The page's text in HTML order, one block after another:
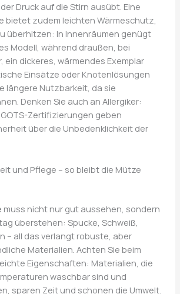
Druck auf die Stirn ausübt. Eine
bietet zudem leichten Wärmeschutz,
überhitzen: In Innenräumen genügt
Modell, während draußen, bei
ein dickeres, wärmendes Exemplar
Einsätze oder Knotenlösungen
längere Nutzbarkeit, da sie
Denken Sie auch an Allergiker:
Zertifizierungen geben
über die Unbedenklichkeit der
und Pflege – so bleibt die Mütze
muss nicht nur gut aussehen, sondern
überstehen: Spucke, Schweiß,
– all das verlangt robuste, aber
Materialien. Achten Sie beim
Eigenschaften: Materialien, die
waschbar sind und
sparen Zeit und schonen die Umwelt.